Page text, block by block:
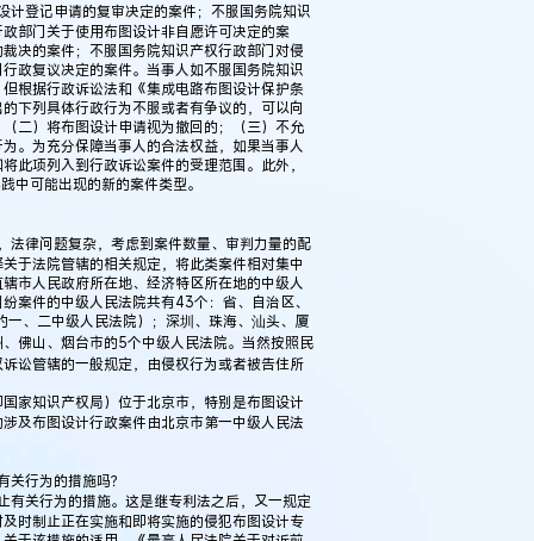
登记申请的复审决定的案件；不服国务院知识
部门关于使用布图设计非自愿许可决定的案
决的案件；不服国务院知识产权行政部门对侵
政复议决定的案件。当事人如不服国务院知识
根据行政诉讼法和《集成电路布图设计保护条
下列具体行政行为不服或者有争议的，可以向
二）将布图设计申请视为撤回的；（三）不允
。为充分保障当事人的合法权益，如果当事人
此项列入到行政诉讼案件的受理范围。此外，
中可能出现的新的案件类型。
法律问题复杂，考虑到案件数量、审判力量的配
于法院管辖的相关规定，将此类案件相对集中
市人民政府所在地、经济特区所在地的中级人
案件的中级人民法院共有43个：省、自治区、
、二中级人民法院）；深圳、珠海、汕头、厦
佛山、烟台市的5个中级人民法院。当然按照民
讼管辖的一般规定，由侵权行为或者被告住所
家知识产权局）位于北京市，特别是布图设计
及布图设计行政案件由北京市第一中级人民法
行为的措施吗？
关行为的措施。这是继专利法之后，又一规定
时制止正在实施和即将实施的侵犯布图设计专